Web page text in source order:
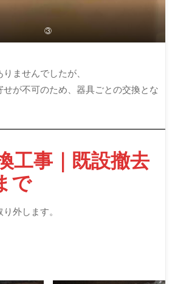
③
ませんでしたが、
せが不可のため、器具ごとの交換とな
工事｜既設撤去
で
外します。